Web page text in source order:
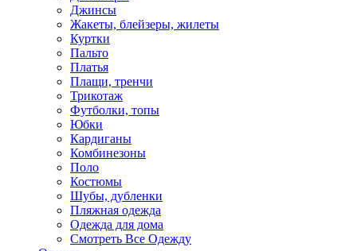
Джинсы
Жакеты, блейзеры, жилеты
Куртки
Пальто
Платья
Плащи, тренчи
Трикотаж
Футболки, топы
Юбки
Кардиганы
Комбинезоны
Поло
Костюмы
Шубы, дубленки
Пляжная одежда
Одежда для дома
Смотреть Все Одежду